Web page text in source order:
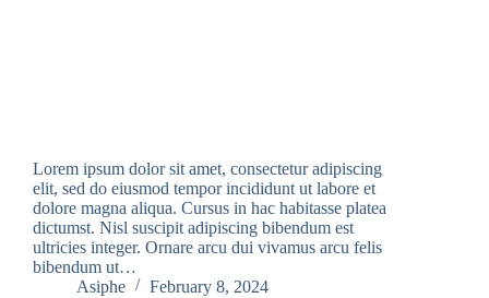
Lorem ipsum dolor sit amet, consectetur adipiscing
elit, sed do eiusmod tempor incididunt ut labore et
dolore magna aliqua. Cursus in hac habitasse platea
dictumst. Nisl suscipit adipiscing bibendum est
ultricies integer. Ornare arcu dui vivamus arcu felis
bibendum ut…
Asiphe
February 8, 2024